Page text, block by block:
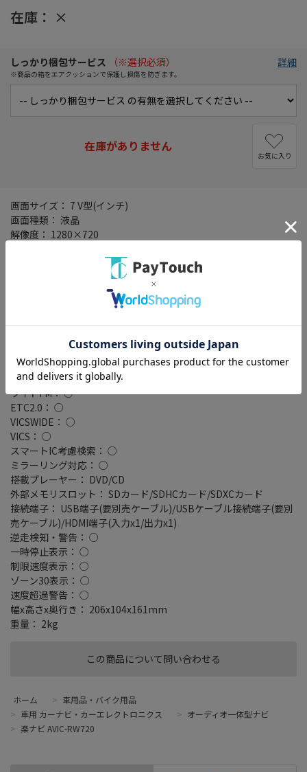
在庫： ×
この商品について問い合わせる
しっかり梱包サービス （※選択必須）
※商品の箱をエアクッションで保護し損傷を防ぎます。
詳細
在庫がありません
お気に入り
画面サイズ： 7 V型(インチ)
画面種類： 液晶
解像度： 1280×720
記録メディアタイプ： メモリ
タッチパネル種類： 静電式
バックカメラ： 別売
Bluetooth： Bluetooth 5.2+EDR
ハンズフリー機能： ○
ワイドFM： ○
ETC2.0： ○
VICSWIDE： ○
VICS： ○
スマートIC考慮検索： ○
ミラーリング対応： ○
搭載プレーヤー： DVD/CD
外部メモリスロット： SDカード/SDHCカード/SDXCカード
接続端子： USB端子(要別売ケーブル)/USBケーブル接続端子(要別
売ケーブル)/HDMI端子(入力x1/出力x1)
逆走検知・警告： ○
一時停止表示： ○
制限速度表示： ○
ゾーン30表示： ○
速度超過警告： ○
幅x高さx奥行き： 206x104x161mm
重量： 2kg
ホーム > 車用品・バイク用品
> 車用 カーナビ・カーエレクトロニクス > オーディオ一体型ナビ
> 楽ナビ AVIC-RW720